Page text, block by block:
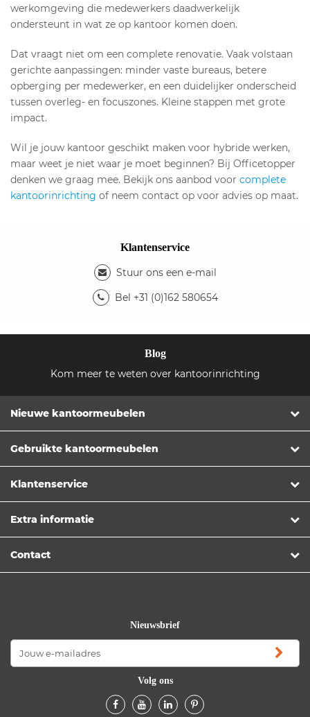
werkomgeving die medewerkers daadwerkelijk
ondersteunt in wat ze op kantoor komen doen.
Dat vraagt niet om een complete renovatie. Vaak volstaan
gerichte aanpassingen: minder vaste bureaus, betere
opberging per medewerker, en een duidelijker onderscheid
tussen overleg- en focuszones. Kleine stappen met grote
impact.
Wil je jouw kantoor geschikt maken voor hybride werken,
maar weet je niet waar je moet beginnen? Bij Officetopper
denken we graag mee. Bekijk ons aanbod voor complete
kantoorinrichting of neem contact op voor advies op maat.
Klantenservice
Stuur ons een e-mail
Bel +31 (0)162 580654
Blog
Kom meer te weten over kantoorinrichting
Nieuwe kantoormeubelen
Gebruikte kantoormeubelen
Klantenservice
Extra informatie
Contact
Nieuwsbrief
Volg ons